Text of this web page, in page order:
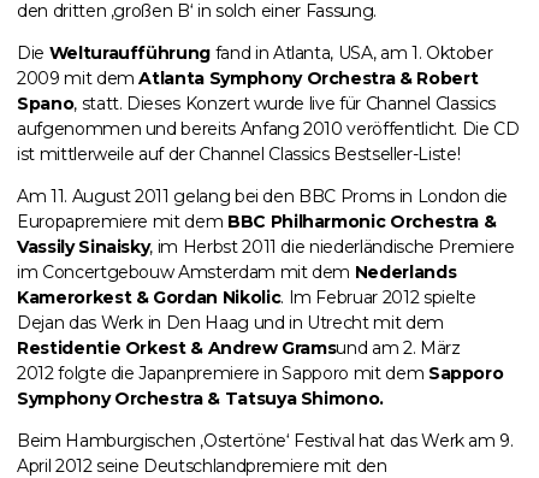
den dritten ‚großen B‘ in solch einer Fassung.
Die Welturaufführung fand in Atlanta, USA, am 1. Oktober
2009 mit demAtlanta Symphony Orchestra & Robert
Spano, statt. Dieses Konzert wurde live für Channel Classics
aufgenommen und bereits Anfang 2010 veröffentlicht. Die CD
ist mittlerweile auf der Channel Classics Bestseller-Liste!
Am 11. August 2011 gelang bei den BBC Proms in London die
Europapremiere mit dem BBC Philharmonic Orchestra &
Vassily Sinaisky, im Herbst 2011 die niederländische Premiere
im Concertgebouw Amsterdam mit dem Nederlands
Kamerorkest & Gordan Nikolic. Im Februar 2012 spielte
Dejan das Werk in Den Haag und in Utrecht mit dem
Restidentie Orkest & Andrew Gramsund am 2. März
2012 folgte die Japanpremiere in Sapporo mit dem Sapporo
Symphony Orchestra & Tatsuya Shimono.
Beim Hamburgischen ‚Ostertöne‘ Festival hat das Werk am 9.
April 2012 seine Deutschlandpremiere mit den